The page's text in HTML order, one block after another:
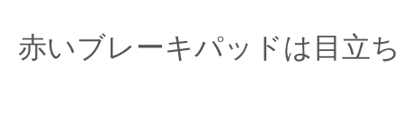
赤いブレーキパッドは目立